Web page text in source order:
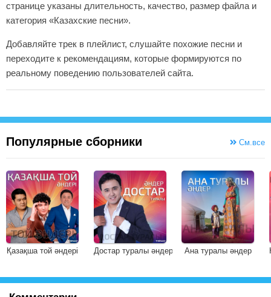
странице указаны длительность, качество, размер файла и
категория «Казахские песни».
Добавляйте трек в плейлист, слушайте похожие песни и
переходите к рекомендациям, которые формируются по
реальному поведению пользователей сайта.
Популярные сборники См.все
Қазақша той әндері Достар туралы әндер Ана туралы әндер